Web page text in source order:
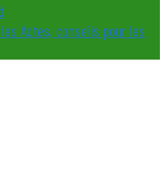
Actes, conseils pour les